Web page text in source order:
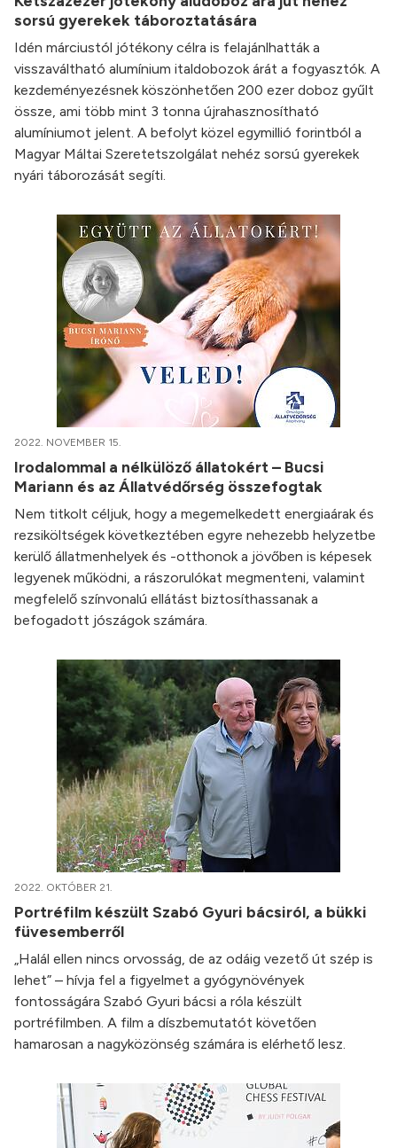
sorsú gyerekek táboroztatására
Idén márciustól jótékony célra is felajánlhatták a
visszaváltható alumínium italdobozok árát a fogyasztók. A
kezdeményezésnek köszönhetően 200 ezer doboz gyűlt
össze, ami több mint 3 tonna újrahasznosítható
alumíniumot jelent. A befolyt közel egymillió forintból a
Magyar Máltai Szeretetszolgálat nehéz sorsú gyerekek
nyári táborozását segíti.
2022. NOVEMBER 15.
Irodalommal a nélkülöző állatokért – Bucsi
Mariann és az Állatvédőrség összefogtak
Nem titkolt céljuk, hogy a megemelkedett energiaárak és
rezsiköltségek következtében egyre nehezebb helyzetbe
kerülő állatmenhelyek és -otthonok a jövőben is képesek
legyenek működni, a rászorulókat megmenteni, valamint
megfelelő színvonalú ellátást biztosíthassanak a
befogadott jószágok számára.
2022. OKTÓBER 21.
Portréfilm készült Szabó Gyuri bácsiról, a bükki
füvesemberről
„Halál ellen nincs orvosság, de az odáig vezető út szép is
lehet” – hívja fel a figyelmet a gyógynövények
fontosságára Szabó Gyuri bácsi a róla készült
portréfilmben. A film a díszbemutatót követően
hamarosan a nagyközönség számára is elérhető lesz.